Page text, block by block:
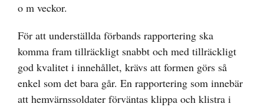
o m veckor.
För att underställda förbands rapportering ska
komma fram tillräckligt snabbt och med tillräckligt
god kvalitet i innehållet, krävs att formen görs så
enkel som det bara går. En rapportering som innebär
att hemvärnssoldater förväntas klippa och klistra i